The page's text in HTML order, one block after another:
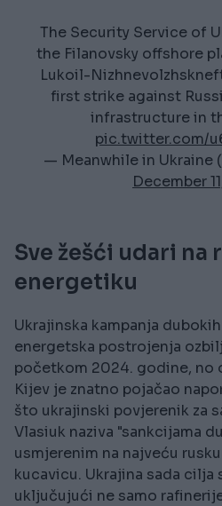
The Security Service of
the Filanovsky offshore
Lukoil-
first strike against
infrastructure in
pic.twitter.com/
— Meanwhile in Ukraine
December
Sve žešći udari na
energetiku
Ukrajinska kampanja
energetska postrojenja
početkom 2024. godine, no
Kijev je znatno pojačao
što ukrajinski povjerenik za
Vlasiuk naziva "sankcijama
usmjerenim na najveću
kucavicu. Ukrajina sada cilja
uključujući ne samo